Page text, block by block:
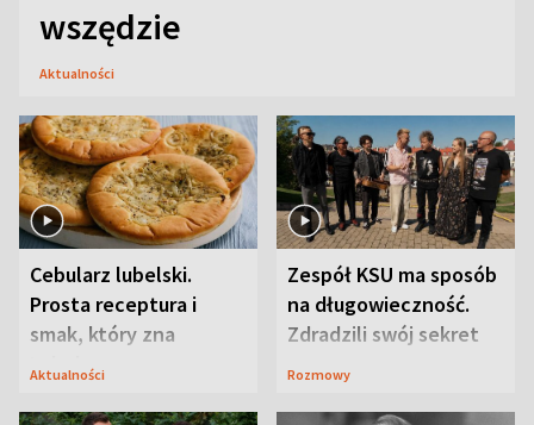
wszędzie
Aktualności
Cebularz lubelski.
Prosta receptura i
smak, który zna
Lubelszczyzna
Aktualności
Zespół KSU ma sposób
na długowieczność.
Zdradzili swój sekret
Rozmowy